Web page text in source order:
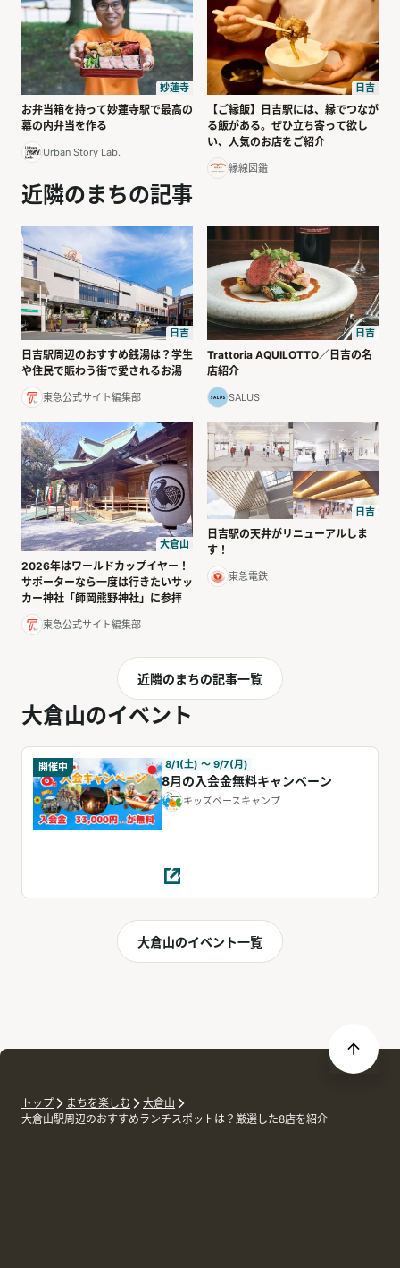
妙蓮寺
お弁当箱を持って妙蓮寺駅で最高の
幕の内弁当を作る
Urban Story Lab.
日吉
【ご縁飯】日吉駅には、縁でつなが
る飯がある。ぜひ立ち寄って欲し
い、人気のお店をご紹介
縁線図鑑
近隣のまちの記事
日吉
日吉駅周辺のおすすめ銭湯は？学生
や住民で賑わう街で愛されるお湯
東急公式サイト編集部
日吉
Trattoria AQUILOTTO／日吉の名
店紹介
SALUS
大倉山
2026年はワールドカップイヤー！
サポーターなら一度は行きたいサッ
カー神社「師岡熊野神社」に参拝
東急公式サイト編集部
日吉
日吉駅の天井がリニューアルしま
す！
東急電鉄
近隣のまちの記事一覧
大倉山のイベント
開催中 8/1(土) 〜 9/7(月)
8月の入会金無料キャンペーン
キッズベースキャンプ
大倉山のイベント一覧
トップ まちを楽しむ
大倉山
大倉山駅周辺のおすすめランチスポットは？厳選した8店を紹介